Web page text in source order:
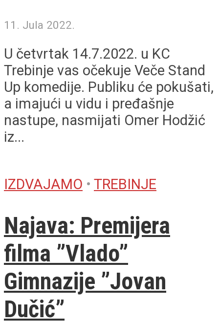
11. Jula 2022.
U četvrtak 14.7.2022. u KC
Trebinje vas očekuje Veče Stand
Up komedije. Publiku će pokušati,
a imajući u vidu i pređašnje
nastupe, nasmijati Omer Hodžić
iz...
IZDVAJAMO • TREBINJE
Najava: Premijera
filma ”Vlado”
Gimnazije ”Jovan
Dučić”